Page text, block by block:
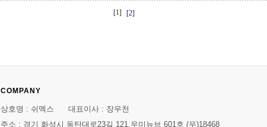
[1] [2]
COMPANY
상호명 : 쉬멕스 대표이사 : 장우천
주소 : 경기 화성시 동탄대로23길 121,우미뉴브 601호 (우)18468